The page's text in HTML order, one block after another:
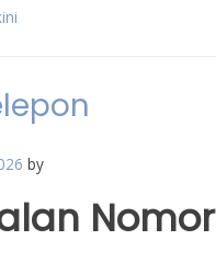
by
Nomor